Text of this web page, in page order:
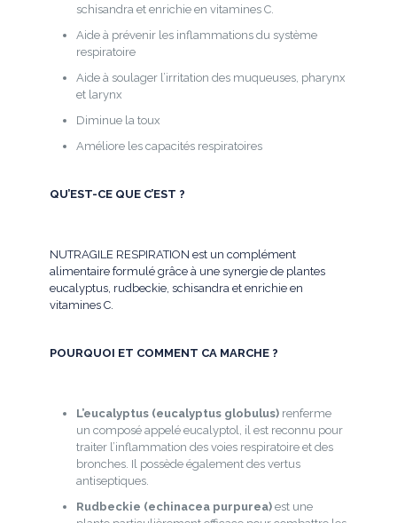
schisandra et enrichie en vitamines C.
Aide à prévenir les inflammations du système
respiratoire
Aide à soulager l’irritation des muqueuses, pharynx
et larynx
Diminue la toux
Améliore les capacités respiratoires
QU’EST-CE QUE C’EST ?
NUTRAGILE RESPIRATION est un complément
alimentaire formulé grâce à une synergie de plantes
eucalyptus, rudbeckie, schisandra et enrichie en
vitamines C.
POURQUOI ET COMMENT CA MARCHE ?
L’eucalyptus (eucalyptus globulus) renferme
un composé appelé eucalyptol, il est reconnu pour
traiter l’inflammation des voies respiratoire et des
bronches. Il possède également des vertus
antiseptiques.
Rudbeckie (echinacea purpurea) est une